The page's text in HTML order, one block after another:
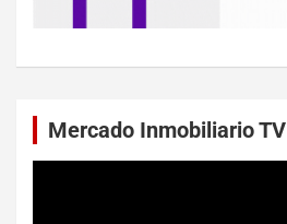
Mercado Inmobiliario TV